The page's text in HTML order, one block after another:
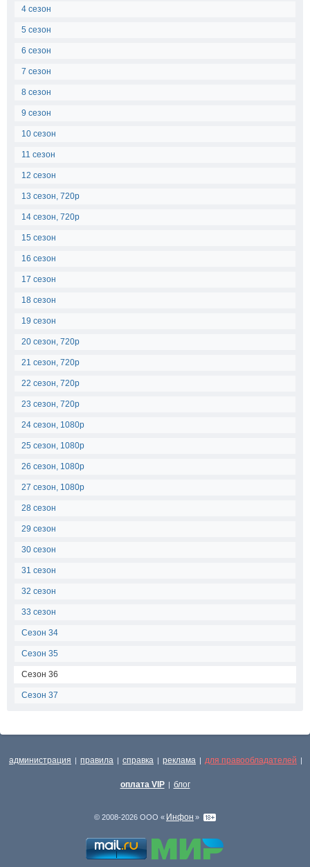
4 сезон
5 сезон
6 сезон
7 сезон
8 сезон
9 сезон
10 сезон
11 сезон
12 сезон
13 сезон, 720p
14 сезон, 720p
15 сезон
16 сезон
17 сезон
18 сезон
19 сезон
20 сезон, 720p
21 сезон, 720p
22 сезон, 720p
23 сезон, 720p
24 сезон, 1080p
25 сезон, 1080p
26 сезон, 1080p
27 сезон, 1080p
28 сезон
29 сезон
30 сезон
31 сезон
32 сезон
33 сезон
Сезон 34
Сезон 35
Сезон 36
Сезон 37
администрация | правила | справка | реклама | для правообладателей |
оплата VIP | блог
© 2008-2026 ООО « Инфон »